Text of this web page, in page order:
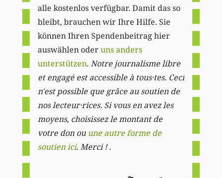
alle kostenlos verfügbar. Damit das so
bleibt, brauchen wir Ihre Hilfe. Sie
können Ihren Spendenbeitrag hier
auswählen oderuns anders
unterstützen. Notre journalisme libre
et engagé est accessible à tous·tes. Ceci
n'est possible que grâce au soutien de
nos lecteur·rices. Si vous en avez les
moyens, choisissez le montant de
votre don ou une autre forme de
soutien ici. Merci ! .